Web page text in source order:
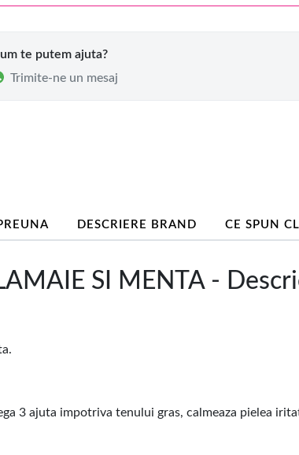
te putem ajuta?
Trimite-ne un mesaj
DESCRIERE BRAND CE SPUN
SI MENTA -
3 ajuta impotriva tenului gras, calmeaza pielea